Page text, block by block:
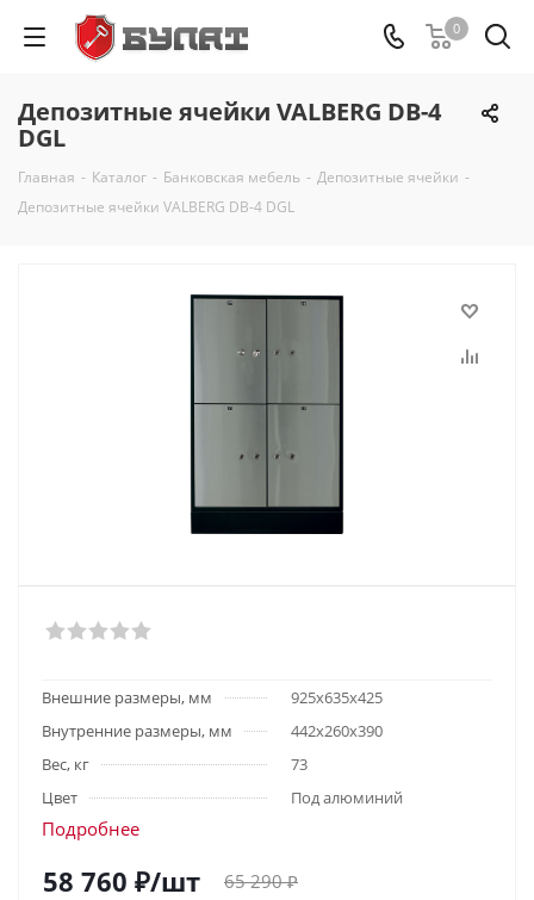
0
Депозитные ячейки VALBERG DB-4
DGL
Главная - Каталог - Банковская мебель - Депозитные ячейки -
Депозитные ячейки VALBERG DB-4 DGL
Внешние размеры, мм
925х635х425
Внутренние размеры, мм
442х260х390
Вес, кг
73
Цвет
Под алюминий
Подробнее
58 760 ₽/шт 65 290₽